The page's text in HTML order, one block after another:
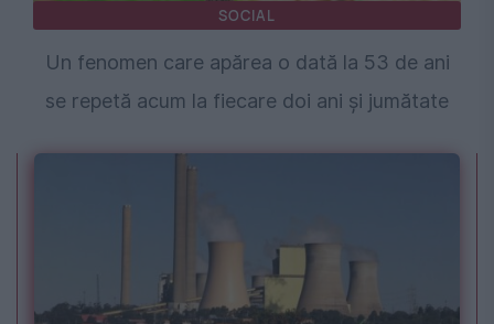
SOCIAL
Un fenomen care apărea o dată la 53 de ani
se repetă acum la fiecare doi ani și jumătate